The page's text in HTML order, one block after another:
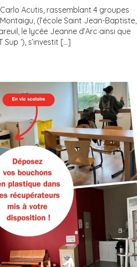
Acutis, rassemblant 4 groupes
(l’école Saint Jean-Baptiste,
le lycée Jeanne d’Arc ainsi que
Sup ‘), s’investit […]